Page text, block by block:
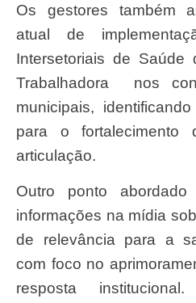
Os gestores também analisaram o estágio
atual de
Intersetoriais de Saúde
Trabalhadora nos
municipais,
para o fortalecimento
articulação.
Outro ponto abordado foi a captação de
informações na mídia
de relevância para a
com foco no
resposta